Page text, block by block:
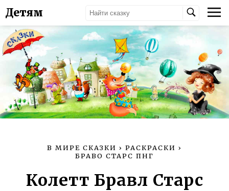
Детям
В МИРЕ СКАЗКИ › РАСКРАСКИ ›
БРАВО СТАРС ПНГ
Колетт Бравл Старс